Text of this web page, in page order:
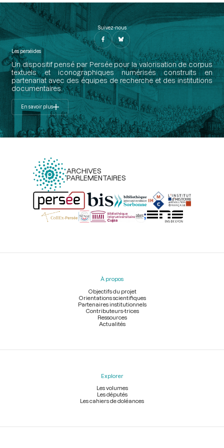
Suivez-nous
Les perséides
Un dispositif pensé par Persée pour la valorisation de corpus
textuels et iconographiques numérisés construits en
partenariat avec des équipes de recherche et des institutions
documentaires.
En savoir plus
ARCHIVES
PARLEMENTAIRES
Menu
À propos
Objectifs du projet
Orientations scientifiques
Partenaires institutionnels
Contributeurs-trices
Ressources
Actualités
Explorer
Les volumes
Les députés
Les cahiers de doléances